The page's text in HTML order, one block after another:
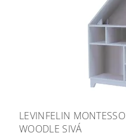
LEVINFELIN
WOODLE SIVÁ